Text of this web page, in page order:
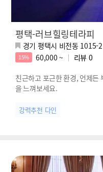
평택-러브힐링테라피
경기 평택시 비전동 1015-2
15% 60,000 ~ 리뷰 0
친근하고 포근한 환경, 언제든
을 느껴보세요.
강력추천 다인